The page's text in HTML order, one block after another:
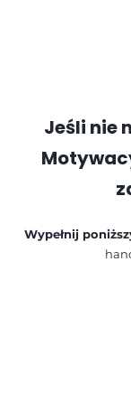
Jeśli nie
Wypełnij